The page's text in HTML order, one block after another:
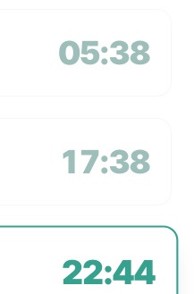
05:38
17:38
22:44